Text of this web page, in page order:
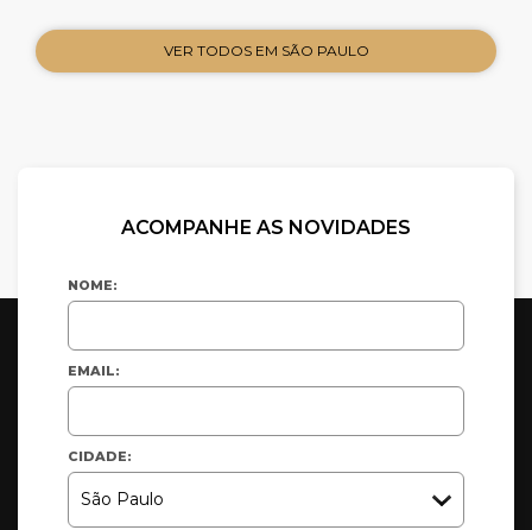
VER TODOS EM SÃO PAULO
ACOMPANHE AS NOVIDADES
NOME:
EMAIL:
CIDADE: